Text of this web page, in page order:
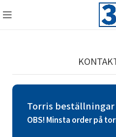
Torris
OBS! Minsta order på